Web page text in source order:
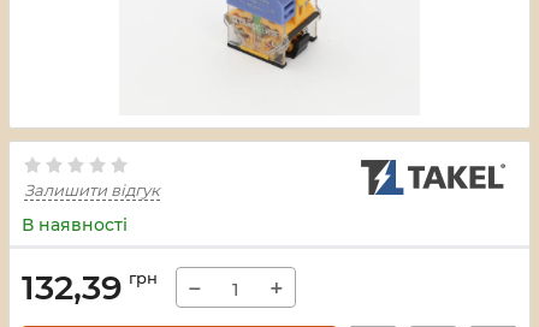
Залишити відгук
В наявності
132,39 грн − +